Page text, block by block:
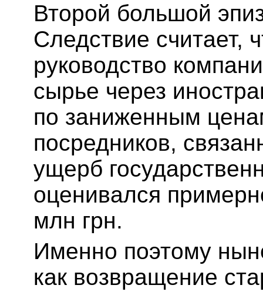
Второй большой
Следствие считает,
руководство
сырье через
по заниженным
посредников,
ущерб
оценивался
млн грн.
Именно поэтому
как возвращение